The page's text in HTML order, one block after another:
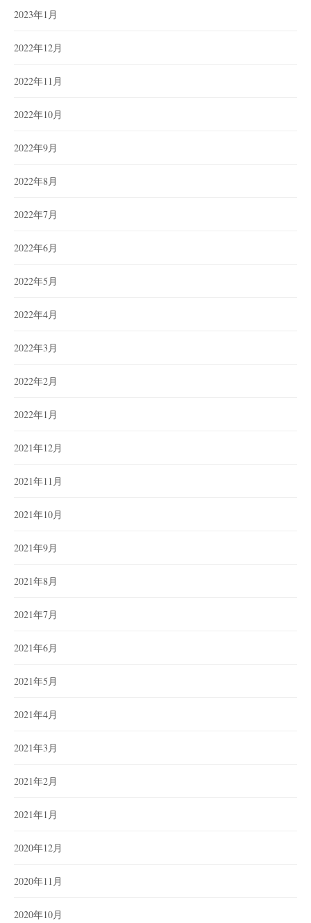
2023年1月
2022年12月
2022年11月
2022年10月
2022年9月
2022年8月
2022年7月
2022年6月
2022年5月
2022年4月
2022年3月
2022年2月
2022年1月
2021年12月
2021年11月
2021年10月
2021年9月
2021年8月
2021年7月
2021年6月
2021年5月
2021年4月
2021年3月
2021年2月
2021年1月
2020年12月
2020年11月
2020年10月